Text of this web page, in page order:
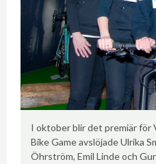
I oktober blir det premiär
Bike Game avslöjade Ulrika
Öhrström, Emil Linde och